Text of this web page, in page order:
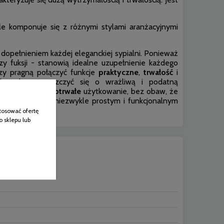
komponuje się z różnymi stylami aranżacyjnymi
każdej eleganckiej sypialni. Ponieważ
fuksji - stanowią idealne uzupełnienie każdego
pragną połączyć funkcje praktyczne,trwałość i
aby zatroszczyć się o wrażliwą i podatną
długotrwałe użytkowanie, bez obaw, że
jest niezwykle prostym i funkcjonalnym
ofertę
sklepu lub